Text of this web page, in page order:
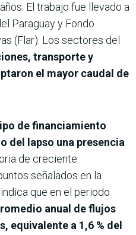
El trabajo fue llevado a
Paraguay y Fondo
(Flar). Los sectores del
transporte y
el mayor caudal de
de financiamiento
del lapso una presencia
de creciente
señalados en la
que en el periodo
anual de flujos
equivalente a 1,6 % del